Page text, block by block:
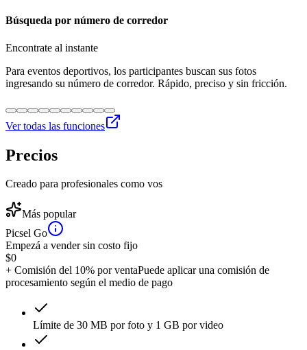
Búsqueda por número de corredor
Encontrate al instante
Para eventos deportivos, los participantes buscan sus fotos
ingresando su número de corredor. Rápido, preciso y sin fricción.
Ver todas las funciones
Precios
Creado para profesionales como vos
Más popular
Picsel Go
Empezá a vender sin costo fijo
$0
+ Comisión del 10% por ventaPuede aplicar una comisión de
procesamiento según el medio de pago
Límite de 30 MB por foto y 1 GB por video